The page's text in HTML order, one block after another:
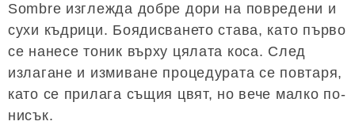
Sombre изглежда добре дори на повредени и
сухи къдрици. Боядисването става, като първо
се нанесе тоник върху цялата коса. След
излагане и измиване процедурата се повтаря,
като се прилага същия цвят, но вече малко по-
нисък.